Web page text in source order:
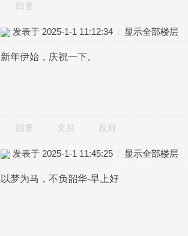
回复
发表于 2025-1-1 11:12:34 显示全部楼层
新年伊始，庆祝一下。
回复 支持 反对
发表于 2025-1-1 11:45:25 显示全部楼层
以梦为马，不负韶华-早上好